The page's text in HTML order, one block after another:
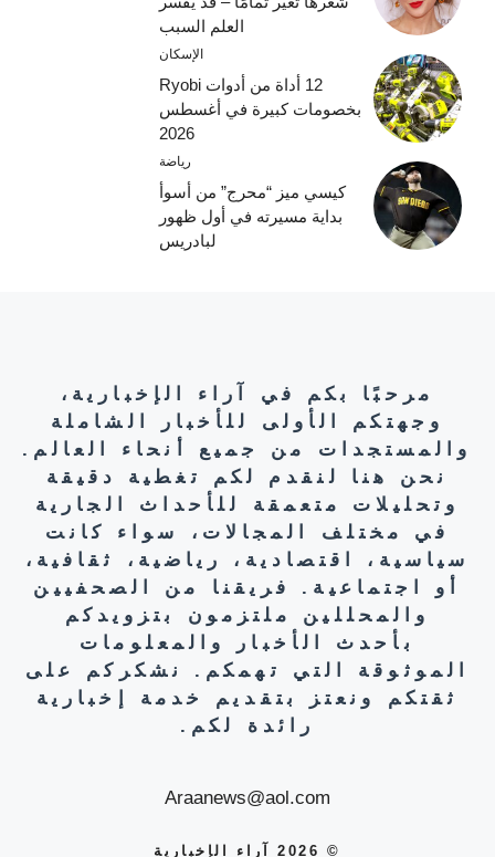
العلم السبب
الإسكان
12 أداة من أدوات Ryobi
بخصومات كبيرة في أغسطس
2026
رياضة
كيسي ميز “محرج” من أسوأ
بداية مسيرته في أول ظهور
لبادريس
مرحبًا بكم في آراء الإخبارية،
وجهتكم الأولى للأخبار الشاملة
والمستجدات من جميع أنحاء العالم.
نحن هنا لنقدم لكم تغطية دقيقة
وتحليلات متعمقة للأحداث الجارية
في مختلف المجالات، سواء كانت
سياسية، اقتصادية، رياضية، ثقافية،
أو اجتماعية. فريقنا من الصحفيين
والمحللين ملتزمون بتزويدكم
بأحدث الأخبار والمعلومات
الموثوقة التي تهمكم. نشكركم على
ثقتكم ونعتز بتقديم خدمة إخبارية
رائدة لكم.
Araanews@aol.com
© 2026 آراء الإخبارية